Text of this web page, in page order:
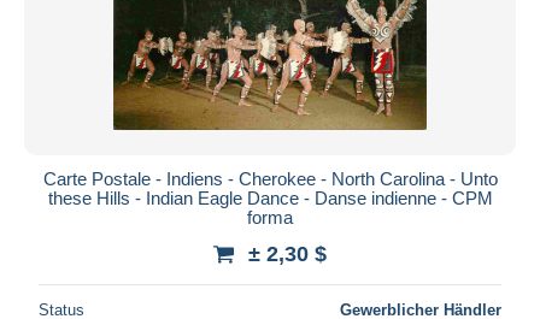
Carte Postale - Indiens - Cherokee - North Carolina - Unto
these Hills - Indian Eagle Dance - Danse indienne - CPM
forma
± 2,30 $
Status Gewerblicher Händler